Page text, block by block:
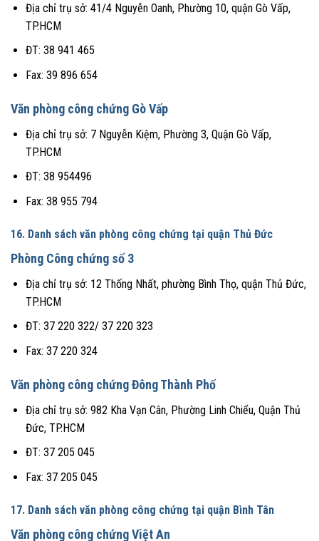
Địa chỉ trụ sở: 41/4 Nguyễn Oanh, Phường 10, quận Gò Vấp,
TP.HCM
ĐT: 38 941 465
Fax: 39 896 654
Văn phòng công chứng Gò Vấp
Địa chỉ trụ sở: 7 Nguyễn Kiệm, Phường 3, Quận Gò Vấp,
TP.HCM
ĐT: 38 954496
Fax: 38 955 794
16. Danh sách văn phòng công chứng tại quận Thủ Đức
Phòng Công chứng số 3
Địa chỉ trụ sở: 12 Thống Nhất, phường Bình Thọ, quận Thủ Đức,
TP.HCM
ĐT: 37 220 322/ 37 220 323
Fax: 37 220 324
Văn phòng công chứng Đông Thành Phố
Địa chỉ trụ sở: 982 Kha Vạn Cân, Phường Linh Chiểu, Quận Thủ
Đức, TP.HCM
ĐT: 37 205 045
Fax: 37 205 045
17. Danh sách văn phòng công chứng tại quận Bình Tân
Văn phòng công chứng Việt An